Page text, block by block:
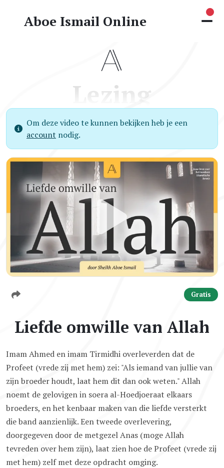
Aboe Ismail Online
Lezing
Om deze video te kunnen bekijken heb je een
account nodig.
Gratis
Liefde omwille van Allah
Imam Ahmed en imam Tirmidhi overleverden dat de
Profeet (vrede zij met hem) zei: "Als iemand van jullie van
zijn broeder houdt, laat hem dit dan ook weten." Allah
noemt de gelovigen in soera al-Hoedjoeraat elkaars
broeders, en het kenbaar maken van die liefde versterkt
die band aanzienlijk. Een tweede overlevering,
doorgegeven door de metgezel Anas (moge Allah
tevreden over hem zijn), laat zien hoe de Profeet (vrede zij
met hem) zelf met deze opdracht omging.